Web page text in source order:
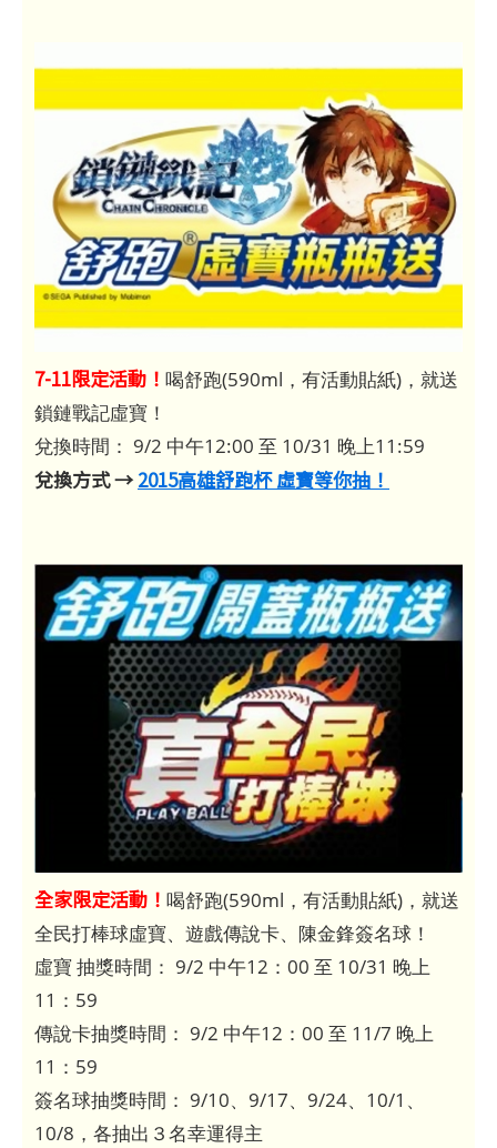
7-11限定活動！ 喝舒跑(590ml，有活動貼紙)，就送
鎖鏈戰記虛寶！
兌換時間： 9/2 中午12:00 至 10/31 晚上11:59
兌換方式 → 2015高雄舒跑杯 虛寶等你抽！
全家限定活動！ 喝舒跑(590ml，有活動貼紙)，就送
全民打棒球虛寶、遊戲傳說卡、陳金鋒簽名球！
虛寶 抽獎時間： 9/2 中午12：00 至 10/31 晚上
11：59
傳說卡抽獎時間： 9/2 中午12：00 至 11/7 晚上
11：59
簽名球抽獎時間： 9/10、9/17、9/24、10/1、
10/8，各抽出３名幸運得主